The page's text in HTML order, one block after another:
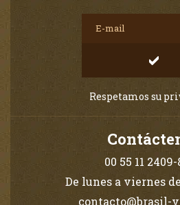
Respetamos su
00 55 11
De lunes a viernes de
contacto@brasil-